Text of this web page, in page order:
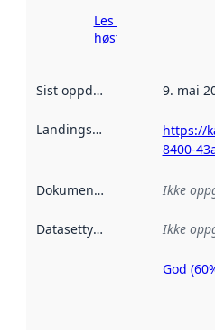
Les mer om
høsting her
Sist oppdatert 9. mai
Landingsside
https://
8400-
Dokumentasjon Ikke
Datasettype Ikke
God